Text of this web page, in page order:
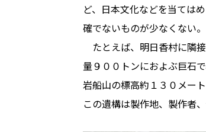
ど、日本文化などを当ては
確でないものが少なくない。
たとえば、明日香村に隣
量９００トンにおよぶ巨石
岩船山の標高約１３０メー
この遺構は製作地、製作者